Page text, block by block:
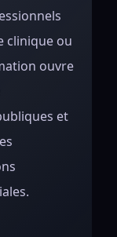
clinique ou
ouvre
et